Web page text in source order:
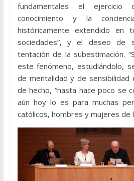
fundamentales el
conocimiento y la
históricamente extendido en
sociedades”, y el deseo de
tentación de la subestimación.
este fenómeno, estudiándolo,
de mentalidad y de sensibilidad
de hecho, “hasta hace poco se
aún hoy lo es para muchas
católicos, hombres y mujeres de